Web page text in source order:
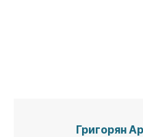
Григорян